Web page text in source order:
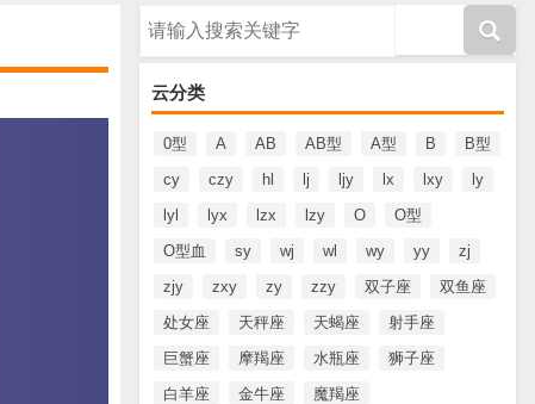
云分类
0型 A AB AB型 A型 B
B型
cy
czy hl lj ljy lx lxy
ly
lyl
lyx lzx lzy O
O型
O型血
sy wj wl wy yy
zj
zjy
zxy zy zzy 双子座
双鱼座
处女座
天秤座 天蝎座
射手座
巨蟹座
摩羯座 水瓶座
狮子座
白羊座
金牛座 魔羯座